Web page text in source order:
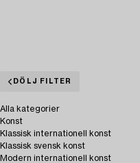
DÖLJ FILTER
Alla kategorier
Konst
Klassisk internationell konst
Klassisk svensk konst
Modern internationell konst